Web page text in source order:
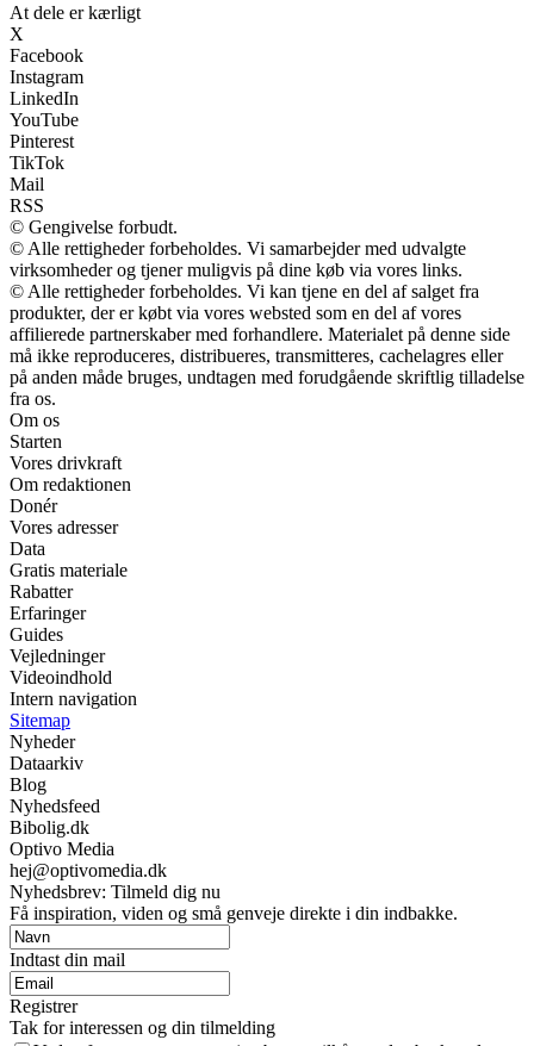
At dele er kærligt
X
Facebook
Instagram
LinkedIn
YouTube
Pinterest
TikTok
Mail
RSS
© Gengivelse forbudt.
© Alle rettigheder forbeholdes. Vi samarbejder med udvalgte
virksomheder og tjener muligvis på dine køb via vores links.
© Alle rettigheder forbeholdes. Vi kan tjene en del af salget fra
produkter, der er købt via vores websted som en del af vores
affilierede partnerskaber med forhandlere. Materialet på denne side
må ikke reproduceres, distribueres, transmitteres, cachelagres eller
på anden måde bruges, undtagen med forudgående skriftlig tilladelse
fra os.
Om os
Starten
Vores drivkraft
Om redaktionen
Donér
Vores adresser
Data
Gratis materiale
Rabatter
Erfaringer
Guides
Vejledninger
Videoindhold
Intern navigation
Sitemap
Nyheder
Dataarkiv
Blog
Nyhedsfeed
Bibolig.dk
Optivo Media
hej@optivomedia.dk
Nyhedsbrev: Tilmeld dig nu
Få inspiration, viden og små genveje direkte i din indbakke.
Indtast din mail
Registrer
Tak for interessen og din tilmelding